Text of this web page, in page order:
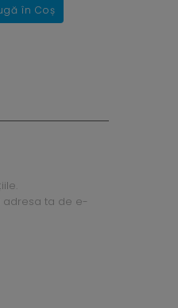
în Coș
adresa ta de e-